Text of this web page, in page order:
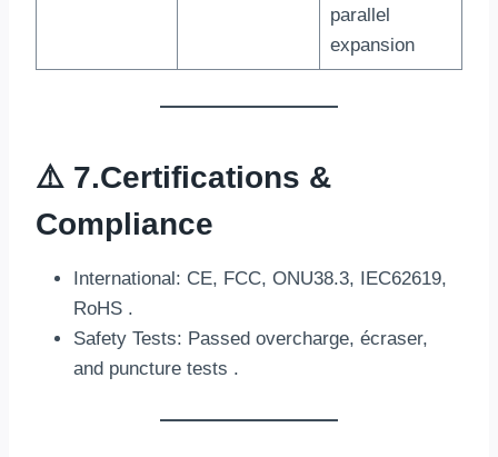
parallel
expansion
⚠️ 7.Certifications &
Compliance
International: CE, FCC, ONU38.3, IEC62619,
RoHS .
Safety Tests: Passed overcharge, écraser,
and puncture tests .